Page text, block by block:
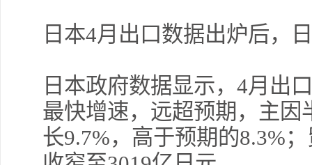
日本4月出口数据出炉后，
日本政府数据显示，4月出
最快增速，远超预期，主
长9.7%，高于预期的8.3%